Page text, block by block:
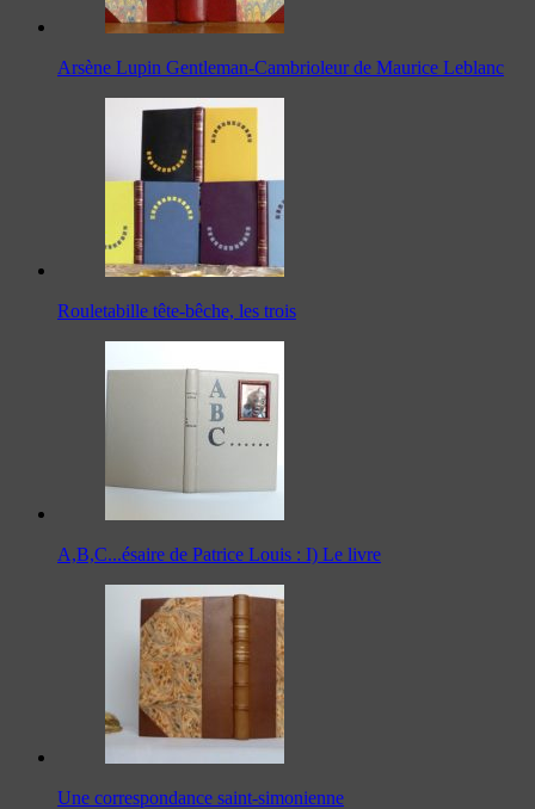
Arsène Lupin Gentleman-Cambrioleur de Maurice Leblanc
Rouletabille tête-bêche, les trois
A,B,C...ésaire de Patrice Louis : I) Le livre
Une correspondance saint-simonienne